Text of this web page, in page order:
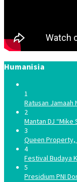
Humanisia
1
Ratusan
2
Mantan DJ
3
Queen
4
Festival Budaya
5
Presidium PNI